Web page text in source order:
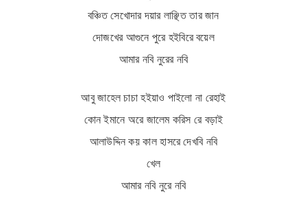
Hit enter to search or ESC to close
বঞ্চিত সেখোদার দয়ার লাঞ্ছিত তার জান
দোজখের আগুনে পুরে হইবিরে বয়েল
আমার নবি নুরের নবি
আবু জাহেল চাচা হইয়াও পাইলো না রেহাই
কোন ইমানে অরে জালেম করিস রে বড়াই
আলাউদ্দিন কয় কাল হাসরে দেখবি নবি
খেল
আমার নবি নুরে নবি